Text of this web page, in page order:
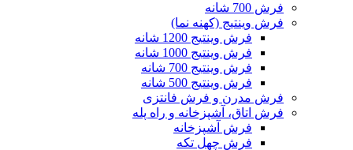
فرش 700 شانه
فرش وینتیج (کهنه نما)
فرش وینتیج 1200 شانه
فرش وینتیج 1000 شانه
فرش وینتیج 700 شانه
فرش وینتیج 500 شانه
فرش مدرن و فرش فانتزی
فرش اتاق، آشپزخانه و راه پله
فرش آشپزخانه
فرش چهل تکه